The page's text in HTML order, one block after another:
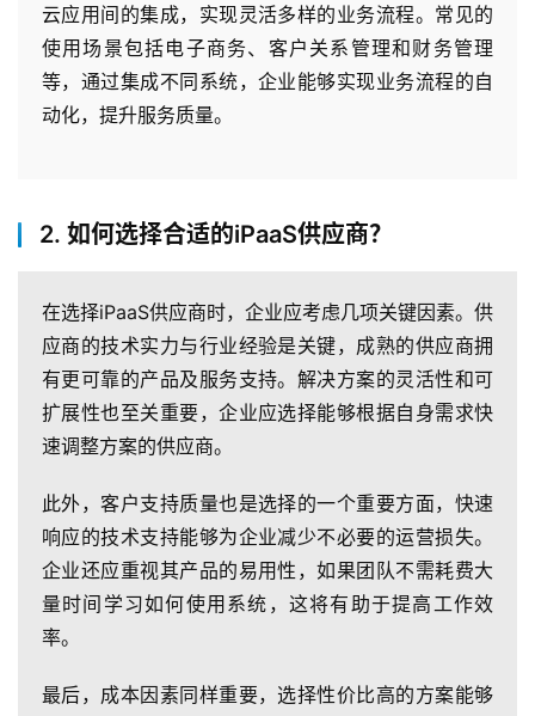
云应用间的集成，实现灵活多样的业务流程。常见的
使用场景包括电子商务、客户关系管理和财务管理
等，通过集成不同系统，企业能够实现业务流程的自
动化，提升服务质量。
2. 如何选择合适的iPaaS供应商？
在选择iPaaS供应商时，企业应考虑几项关键因素。供
应商的技术实力与行业经验是关键，成熟的供应商拥
有更可靠的产品及服务支持。解决方案的灵活性和可
扩展性也至关重要，企业应选择能够根据自身需求快
速调整方案的供应商。
此外，客户支持质量也是选择的一个重要方面，快速
响应的技术支持能够为企业减少不必要的运营损失。
企业还应重视其产品的易用性，如果团队不需耗费大
量时间学习如何使用系统，这将有助于提高工作效
率。
最后，成本因素同样重要，选择性价比高的方案能够